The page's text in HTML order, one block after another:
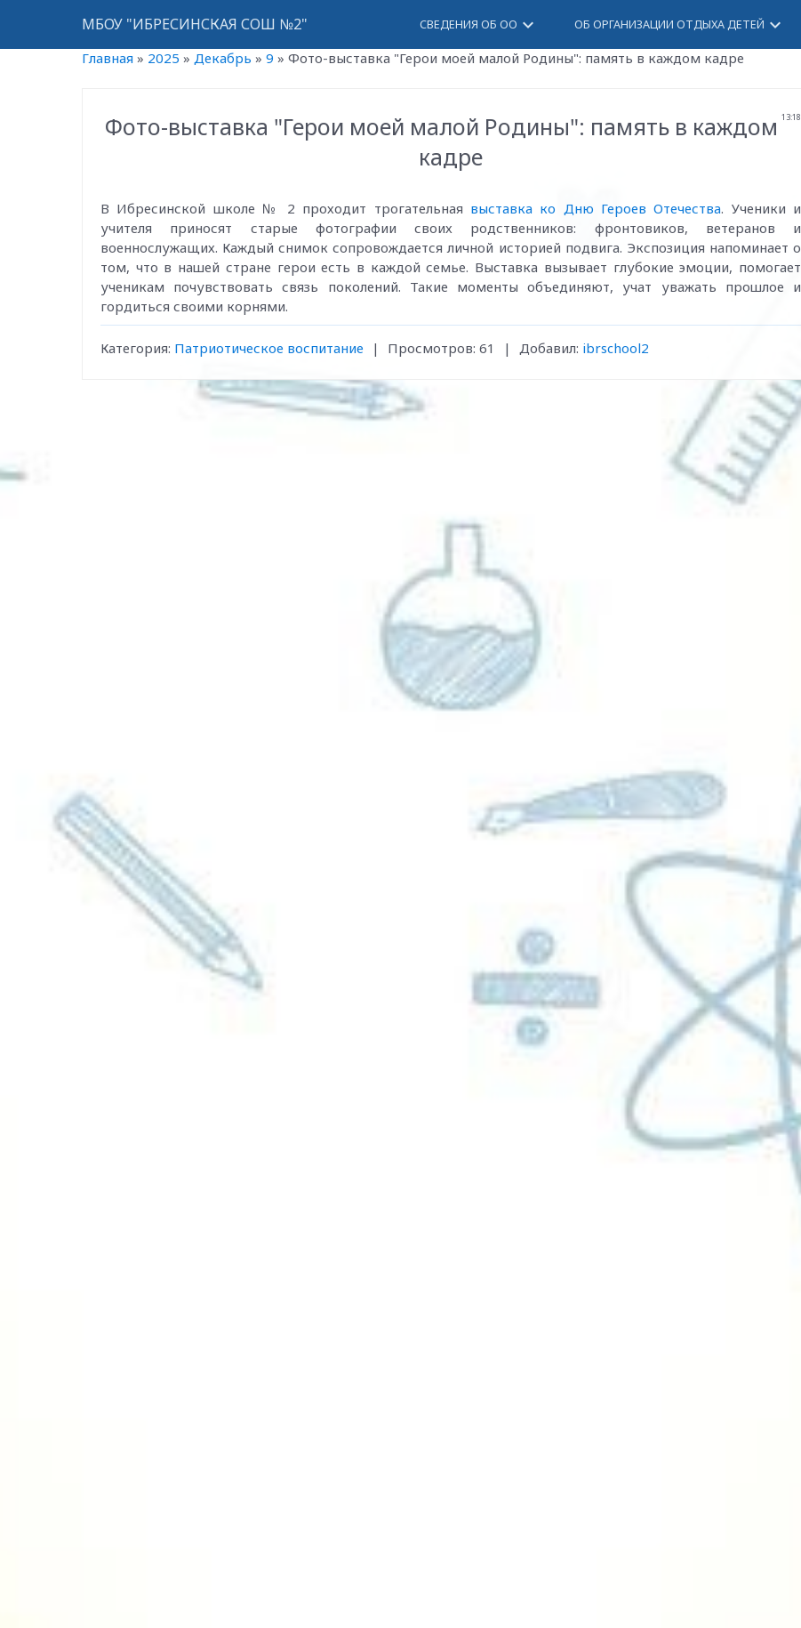
МБОУ "ИБРЕСИНСКАЯ СОШ №2" СВЕДЕНИЯ ОБ ОО keyboard_arrow_down ОБ ОРГАНИЗАЦИИ ОТДЫХА ДЕТЕЙ keyboard_arrow_down
Главная » 2025 » Декабрь » 9 » Фото-выставка "Герои моей малой Родины": память в каждом кадре
13:18
Фото-выставка "Герои моей малой Родины": память в каждом
кадре
В Ибресинской школе № 2 проходит трогательная выставка ко Дню Героев Отечества. Ученики и
учителя приносят старые фотографии своих родственников: фронтовиков, ветеранов и
военнослужащих. Каждый снимок сопровождается личной историей подвига. Экспозиция напоминает о
том, что в нашей стране герои есть в каждой семье. Выставка вызывает глубокие эмоции, помогает
ученикам почувствовать связь поколений. Такие моменты объединяют, учат уважать прошлое и
гордиться своими корнями.
Категория: Патриотическое воспитание | Просмотров: 61 | Добавил: ibrschool2